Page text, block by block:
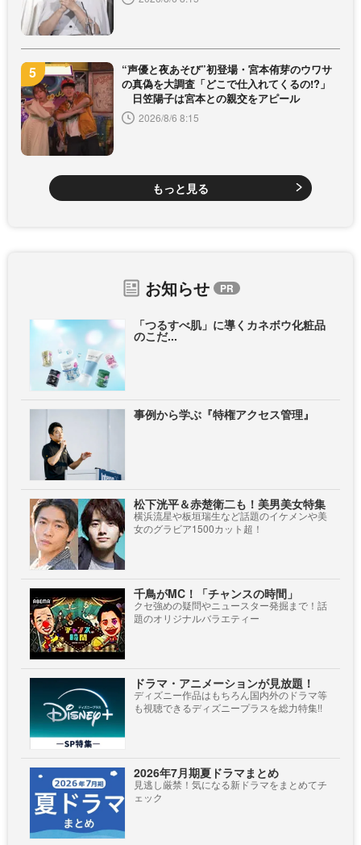
“声優と夜あそび”初登場・宮本侑芽のウワサ
の真偽を大調査「どこで仕入れてくるの!?」
日笠陽子は宮本との親交をアピール
2026/8/6 8:15
もっと見る
お知らせ
「つるすべ肌」に導くカネボウ化粧品
のこだ...
事例から学ぶ『特権アクセス管理』
松下洸平＆赤楚衛二も！美男美女特集
横浜流星や板垣瑞生など話題のイケメンや美
女のグラビア1500カット超！
千鳥がMC！「チャンスの時間」
クセ強めの疑問やニュースター発掘まで！話
題のオリジナルバラエティー
ドラマ・アニメーションが見放題！
ディズニー作品はもちろん国内外のドラマ等
も視聴できるディズニープラスを総力特集!!
2026年7月期夏ドラマまとめ
見逃し厳禁！気になる新ドラマをまとめてチ
ェック